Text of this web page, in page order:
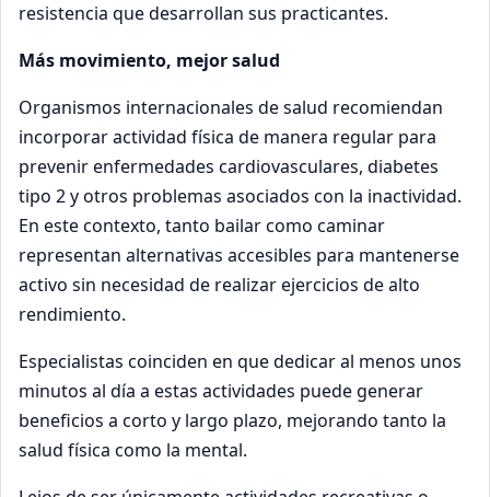
resistencia que desarrollan sus practicantes.
Más movimiento, mejor salud
Organismos internacionales de salud recomiendan
incorporar actividad física de manera regular para
prevenir enfermedades cardiovasculares, diabetes
tipo 2 y otros problemas asociados con la inactividad.
En este contexto, tanto bailar como caminar
representan alternativas accesibles para mantenerse
activo sin necesidad de realizar ejercicios de alto
rendimiento.
Especialistas coinciden en que dedicar al menos unos
minutos al día a estas actividades puede generar
beneficios a corto y largo plazo, mejorando tanto la
salud física como la mental.